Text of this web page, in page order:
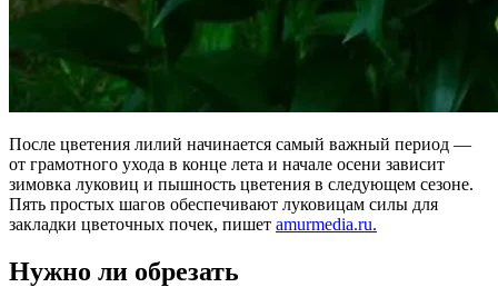
После цветения лилий начинается самый важный период —
от грамотного ухода в конце лета и начале осени зависит
зимовка луковиц и пышность цветения в следующем сезоне.
Пять простых шагов обеспечивают луковицам силы для
закладки цветочных почек, пишет amurmedia.ru.
Нужно ли обрезать